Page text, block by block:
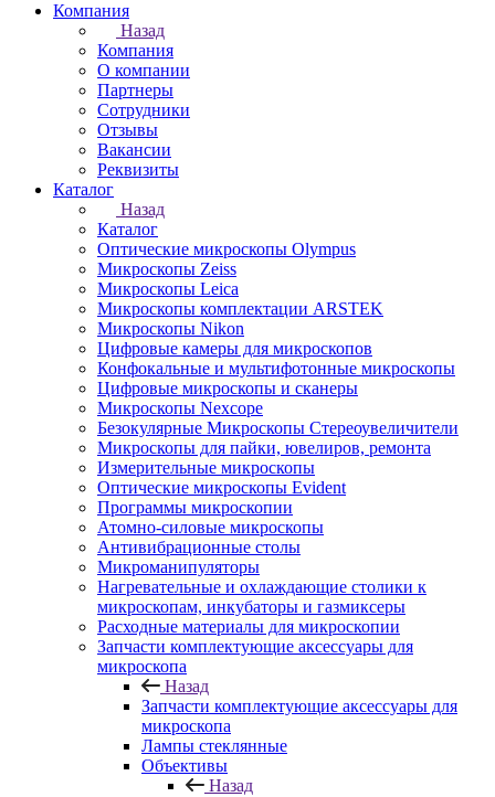
Компания
Назад
Компания
О компании
Партнеры
Сотрудники
Отзывы
Вакансии
Реквизиты
Каталог
Назад
Каталог
Оптические микроскопы Olympus
Микроскопы Zeiss
Микроскопы Leica
Микроскопы комплектации ARSTEK
Микроскопы Nikon
Цифровые камеры для микроскопов
Конфокальные и мультифотонные микроскопы
Цифровые микроскопы и сканеры
Микроскопы Nexcope
Безокулярные Микроскопы Стереоувеличители
Микроскопы для пайки, ювелиров, ремонта
Измерительные микроскопы
Оптические микроскопы Evident
Программы микроскопии
Атомно-силовые микроскопы
Антивибрационные столы
Микроманипуляторы
Нагревательные и охлаждающие столики к
микроскопам, инкубаторы и газмиксеры
Расходные материалы для микроскопии
Запчасти комплектующие аксессуары для
микроскопа
Назад
Запчасти комплектующие аксессуары для
микроскопа
Лампы стеклянные
Объективы
Назад